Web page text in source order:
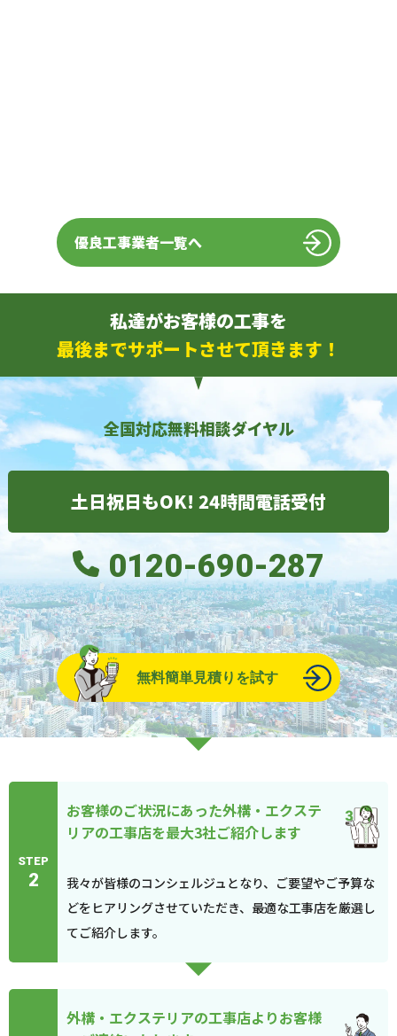
優良工事業者一覧へ
私達がお客様の工事を
最後までサポートさせて頂きます！
全国対応無料相談ダイヤル
土日祝日もOK! 24時間電話受付
0120-690-287
無料簡単見積りを試す
STEP
2
お客様のご状況にあった外構・エクステ
リアの工事店を最大3社ご紹介します
我々が皆様のコンシェルジュとなり、ご要望やご予算な
どをヒアリングさせていただき、最適な工事店を厳選し
てご紹介します。
外構・エクステリアの工事店よりお客様